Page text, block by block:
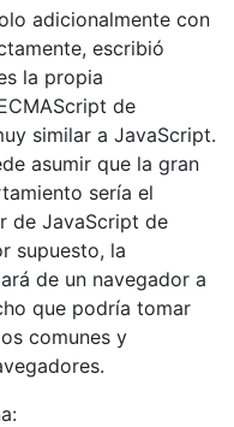
adicionalmente con
escribió
la propia
de
similar a JavaScript.
asumir que la gran
sería el
de JavaScript de
supuesto, la
de un navegador a
que podría tomar
comunes y